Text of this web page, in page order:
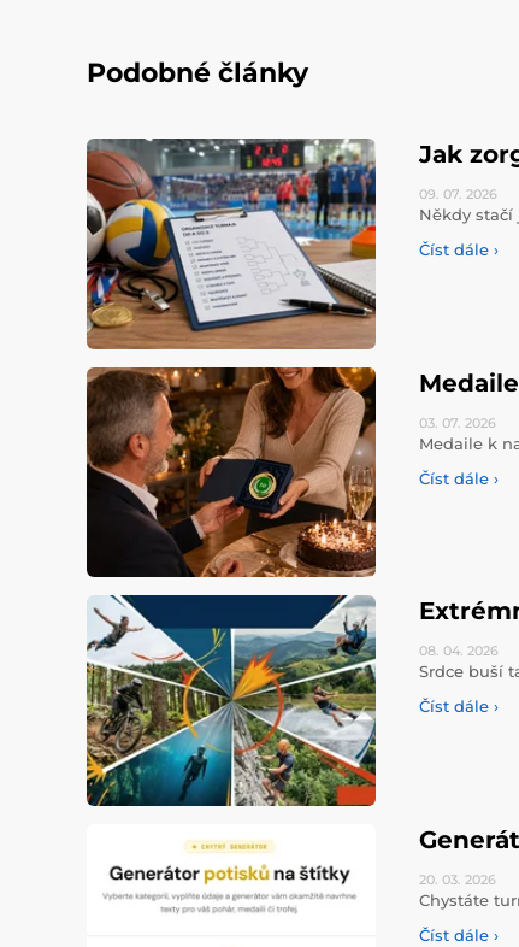
Podobné články
Jak
09. 07. 2026
Někdy stačí
Číst dále ›
03. 07. 2026
Medaile k
Číst dále ›
08. 04. 2026
Srdce buší
Číst dále ›
20. 03. 2026
Chystáte
Číst dále ›